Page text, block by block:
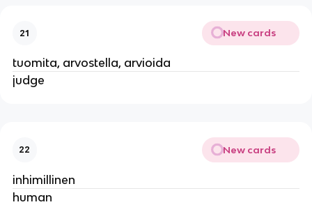
21 New cards
tuomita, arvostella, arvioida
judge
22 New cards
inhimillinen
human